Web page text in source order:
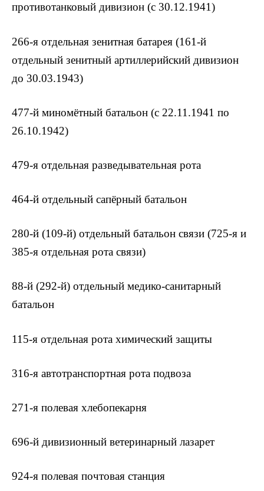
противотанковый дивизион (с 30.12.1941)
266-я отдельная зенитная батарея (161-й
отдельный зенитный артиллерийский дивизион
до 30.03.1943)
477-й миномётный батальон (с 22.11.1941 по
26.10.1942)
479-я отдельная разведывательная рота
464-й отдельный сапёрный батальон
280-й (109-й) отдельный батальон связи (725-я и
385-я отдельная рота связи)
88-й (292-й) отдельный медико-санитарный
батальон
115-я отдельная рота химический защиты
316-я автотранспортная рота подвоза
271-я полевая хлебопекарня
696-й дивизионный ветеринарный лазарет
924-я полевая почтовая станция